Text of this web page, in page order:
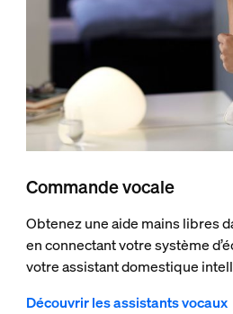
Commande vocale
Obtenez une aide mains libres
en connectant votre système
votre assistant domestique
Découvrir les assistants vocaux